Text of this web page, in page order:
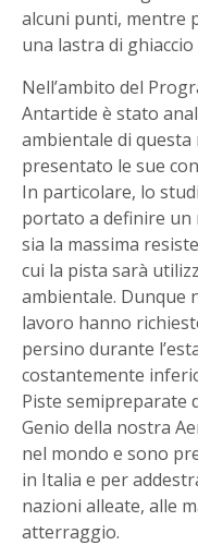
alcuni punti, mentre
una lastra di
Nell’ambito del
Antartide è stato
ambientale di questa
presentato le sue
In particolare, lo
portato a definire un
sia la massima
cui la pista sarà
ambientale. Dunque
lavoro hanno
persino durante
costantemente
Piste semipreparate
Genio della nostra
nel mondo e sono
in Italia e per
nazioni alleate, alle
atterraggio.